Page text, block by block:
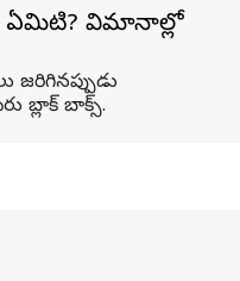
ఏమిటి? విమానాల్లో
బ్లాక్ బాక్స్.